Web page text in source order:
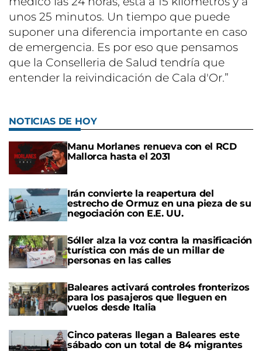
unos 25 minutos. Un tiempo que puede
suponer una diferencia importante en caso
de emergencia. Es por eso que pensamos
que la Conselleria de Salud tendría que
entender la reivindicación de Cala d'Or.”
NOTICIAS DE HOY
Manu Morlanes renueva con el RCD
Mallorca hasta el 2031
Irán convierte la reapertura del
estrecho de Ormuz en una pieza de su
negociación con E.E. UU.
Sóller alza la voz contra la masificación
turística con más de un millar de
personas en las calles
Baleares activará controles fronterizos
para los pasajeros que lleguen en
vuelos desde Italia
Cinco pateras llegan a Baleares este
sábado con un total de 84 migrantes